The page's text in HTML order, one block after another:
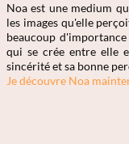
Noa est une medium
les images qu'elle
beaucoup
qui se crée entre elle
sincérité et sa bonne
Je découvre Noa